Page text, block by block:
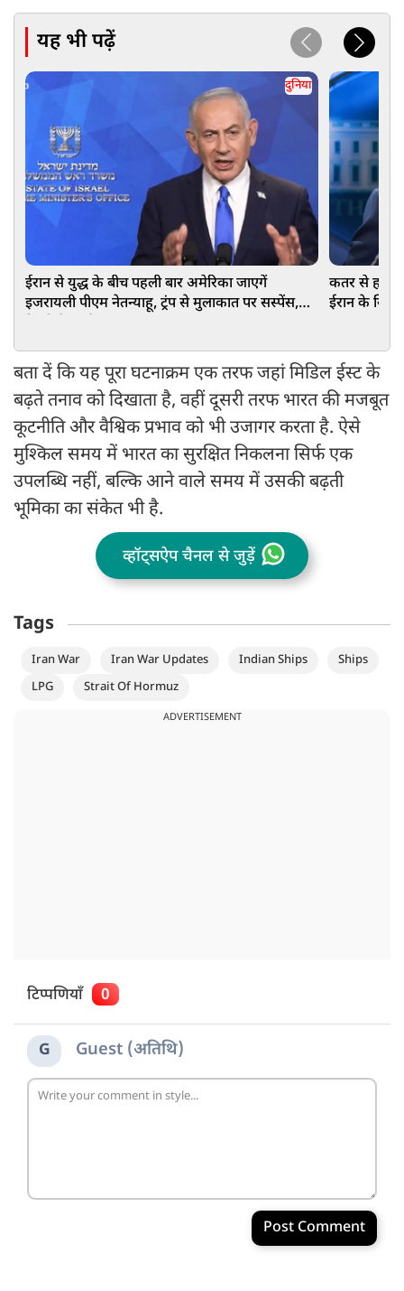
यह भी पढ़ें
दुनिया
ईरान से युद्ध के बीच पहली बार अमेरिका जाएगें
इजरायली पीएम नेतन्याहू, ट्रंप से मुलाकात पर सस्पेंस,
कतर से हट
ईरान के
बता दें कि यह पूरा घटनाक्रम एक तरफ जहां मिडिल ईस्ट के
बढ़ते तनाव को दिखाता है, वहीं दूसरी तरफ भारत की मजबूत
कूटनीति और वैश्विक प्रभाव को भी उजागर करता है. ऐसे
मुश्किल समय में भारत का सुरक्षित निकलना सिर्फ एक
उपलब्धि नहीं, बल्कि आने वाले समय में उसकी बढ़ती
भूमिका का संकेत भी है.
व्हॉट्सऐप चैनल से जुड़ें
Tags
Iran War Iran War Updates Indian Ships
Ships
LPG
Strait Of Hormuz
ADVERTISEMENT
टिप्पणियाँ 0
G Guest (अतिथि)
Post Comment